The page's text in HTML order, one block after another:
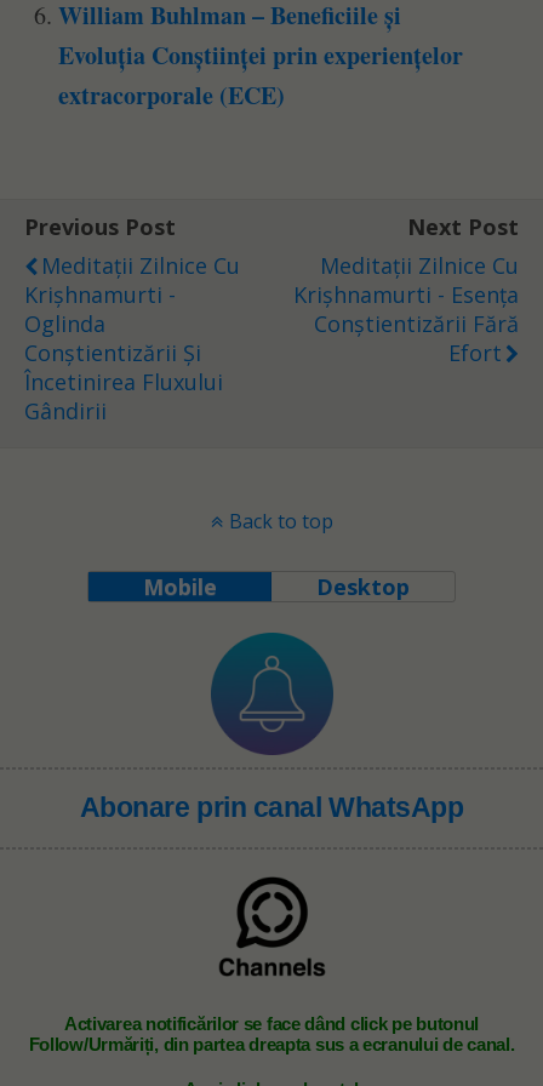
William Buhlman – Beneficiile și
Evoluția Conștiinței prin experiențelor
extracorporale (ECE)
Previous Post
Meditații Zilnice Cu
Krișhnamurti -
Oglinda
Conștientizării Și
Încetinirea Fluxului
Gândirii
Next Post
Meditații Zilnice Cu
Krișhnamurti - Esența
Conștientizării Fără
Efort
Back to top
Mobile Desktop
Abonare prin canal WhatsApp
Activarea notificărilor se face dând click pe butonul
Follow/Urmăriți, din partea dreapta sus a ecranului de canal.